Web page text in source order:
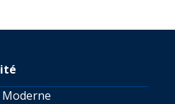
Moderne